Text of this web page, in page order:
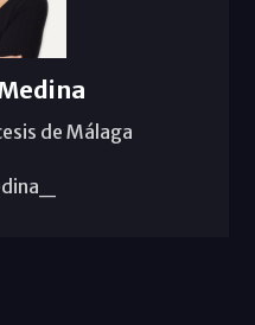
de Málaga